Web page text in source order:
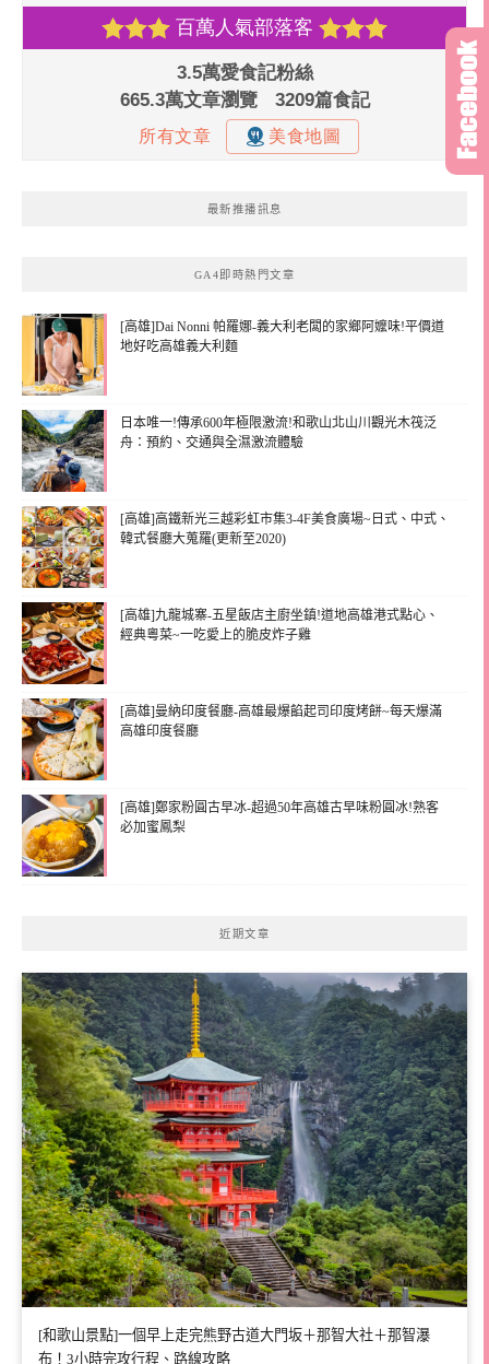
最新推播訊息
GA4即時熱門文章
[高雄]Dai Nonni 帕羅娜-義大利老闆的家鄉阿嬤味!平價道
地好吃高雄義大利麵
日本唯一!傳承600年極限激流!和歌山北山川觀光木筏泛
舟：預約、交通與全濕激流體驗
[高雄]高鐵新光三越彩虹市集3-4F美食廣場~日式、中式、
韓式餐廳大蒐羅(更新至2020)
[高雄]九龍城寨-五星飯店主廚坐鎮!道地高雄港式點心、
經典粵菜~一吃愛上的脆皮炸子雞
[高雄]曼納印度餐廳-高雄最爆餡起司印度烤餅~每天爆滿
高雄印度餐廳
[高雄]鄭家粉圓古早冰-超過50年高雄古早味粉圓冰!熟客
必加蜜鳳梨
近期文章
[和歌山景點]一個早上走完熊野古道大門坂＋那智大社＋那智瀑
布！3小時完攻行程、路線攻略